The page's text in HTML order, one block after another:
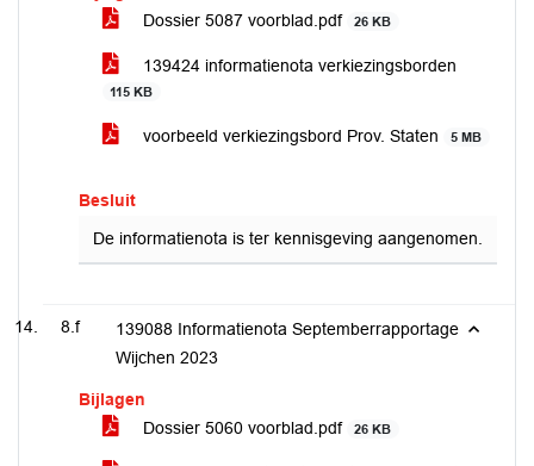
Dossier 5087 voorblad.pdf
26 KB
139424 informatienota verkiezingsborden
115 KB
voorbeeld verkiezingsbord Prov. Staten 5 MB
Besluit
De informatienota is ter kennisgeving aangenomen.
8.f
139088 Informatienota Septemberrapportage
Wijchen 2023
Bijlagen
Dossier 5060 voorblad.pdf
26 KB